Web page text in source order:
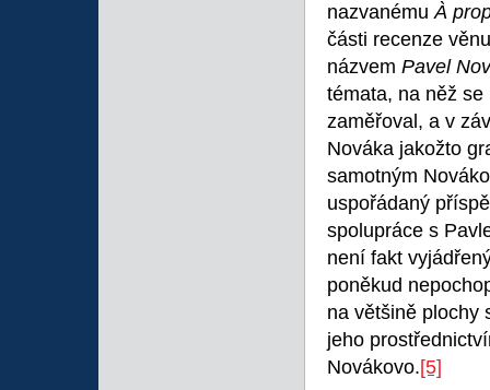
nazvanémuÀ
části recenze
názvem Pavel
témata, na něž
zaměřoval, a v
Nováka jakožto
samotným
uspořádaný
spolupráce s
není fakt
poněkud
na většině plochy
jeho
Novákovo.[5]